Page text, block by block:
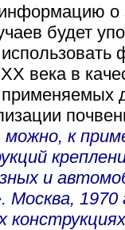
о
будет
века в
к
и
1970